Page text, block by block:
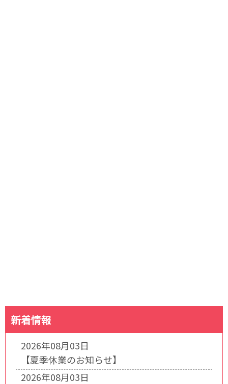
新着情報
2026年08月03日
【夏季休業のお知らせ】
2026年08月03日